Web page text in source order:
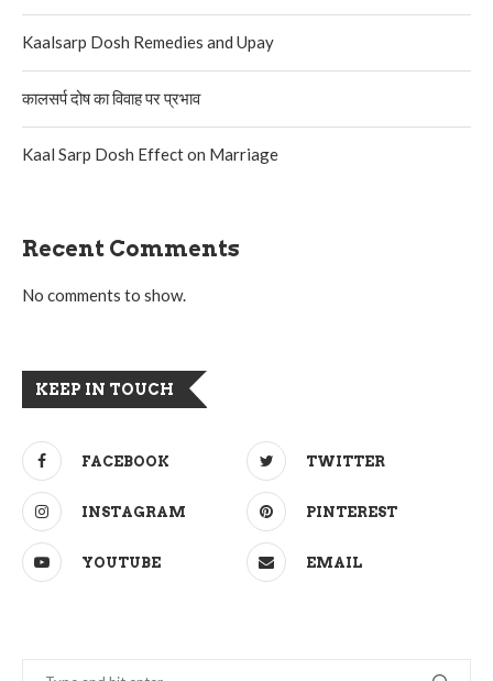
Kaalsarp Dosh Remedies and Upay
कालसर्प दोष का विवाह पर प्रभाव
Kaal Sarp Dosh Effect on Marriage
Recent Comments
No comments to show.
KEEP IN TOUCH
FACEBOOK TWITTER
INSTAGRAM PINTEREST
YOUTUBE EMAIL